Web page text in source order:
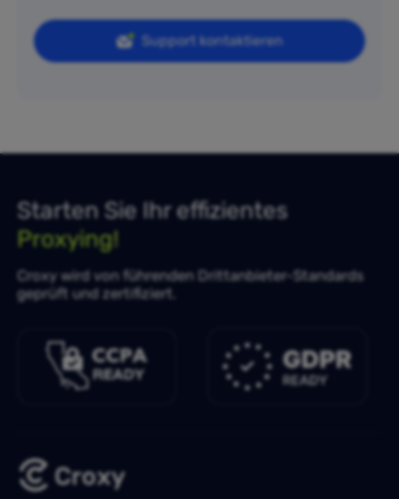
Support kontaktieren
Starten Sie Ihr effizientes
Proxying!
Croxy wird von führenden Drittanbieter-Standards
geprüft und zertifiziert.